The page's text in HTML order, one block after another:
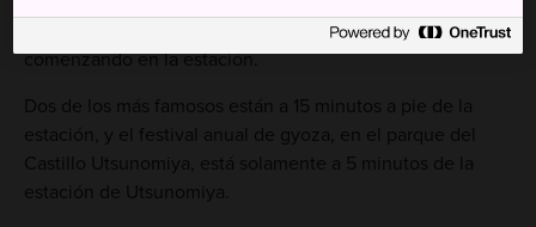
Hay restaurantes de gyoza por todo Utsunomiya,
comenzando en la estación.
Dos de los más famosos están a 15 minutos a pie de la
estación, y el festival anual de gyoza, en el parque del
Castillo Utsunomiya, está solamente a 5 minutos de la
estación de Utsunomiya.